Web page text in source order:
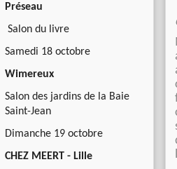
Préseau
Salon du livre
Samedi 18 octobre
Wimereux
Salon des jardins de la Baie
Saint-Jean
Dimanche 19 octobre
CHEZ MEERT - Lille